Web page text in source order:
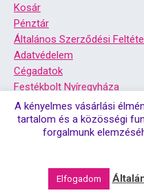
Kosár
Pénztár
Általános Szerződési
Adatvédelem
Cégadatok
Festékbolt Nyíregyháza
Festékbolt Debrecen
© Copyright 2026.
nyíregyháza |
A kényelmes vásárlási
tartalom és a közösségi
forgalmunk
Elfogadom